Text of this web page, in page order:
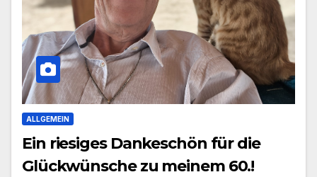
ALLGEMEIN
Ein riesiges Dankeschön für die
Glückwünsche zu meinem 60.!